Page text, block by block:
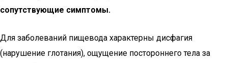
сопутствующие симптомы.
Для заболеваний пищевода характерны дисфагия
(нарушение глотания), ощущение постороннего тела за